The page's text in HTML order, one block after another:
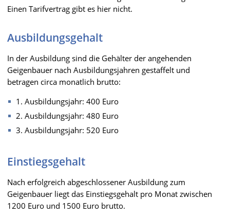
Einen Tarifvertrag gibt es hier nicht.
Ausbildungsgehalt
In der Ausbildung sind die Gehälter der angehenden
Geigenbauer nach Ausbildungsjahren gestaffelt und
betragen circa monatlich brutto:
1. Ausbildungsjahr: 400 Euro
2. Ausbildungsjahr: 480 Euro
3. Ausbildungsjahr: 520 Euro
Einstiegsgehalt
Nach erfolgreich abgeschlossener Ausbildung zum
Geigenbauer liegt das Einstiegsgehalt pro Monat zwischen
1200 Euro und 1500 Euro brutto.